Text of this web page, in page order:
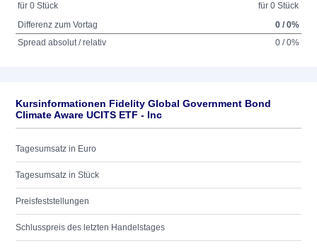
für 0 Stück
für 0 Stück
Differenz zum Vortag
0 / 0%
Spread absolut / relativ
0 / 0%
Kursinformationen Fidelity Global Government Bond
Climate Aware UCITS ETF - Inc
Tagesumsatz in Euro
Tagesumsatz in Stück
Preisfeststellungen
Schlusspreis des letzten Handelstages